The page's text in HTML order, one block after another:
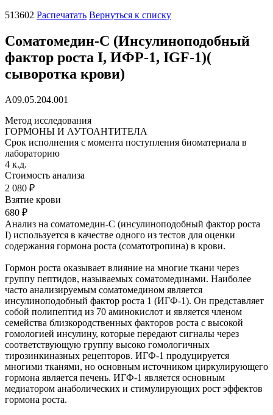
513602 Распечатать Вернуться к списку
Соматомедин-С (Инсулиноподобный
фактор роста I, ИФР-1, IGF-1)(
сыворотка крови)
A09.05.204.001
Метод исследования
ГОРМОНЫ И АУТОАНТИТЕЛА
Cрок исполнения с момента поступления биоматериала в
лабораторию
4 к.д.
Стоимость анализа
2 080 ₽
Взятие крови
680 ₽
Анализ на соматомедин-С (инсулиноподобный фактор роста
I) используется в качестве одного из тестов для оценки
содержания гормона роста (соматотропина) в крови.
Гормон роста оказывает влияние на многие ткани через
группу пептидов, называемых соматомединами. Наиболее
часто анализируемым соматомедином является
инсулиноподобный фактор роста 1 (ИГФ-1). Он представляет
собой полипептид из 70 аминокислот и является членом
семейства близкородственных факторов роста с высокой
гомологией инсулину, которые передают сигналы через
соответствующую группу высоко гомологичных
тирозинкиназных рецепторов. ИГФ-1 продуцируется
многими тканями, но основным источником циркулирующего
гормона является печень. ИГФ-1 является основным
медиатором анаболических и стимулирующих рост эффектов
гормона роста.